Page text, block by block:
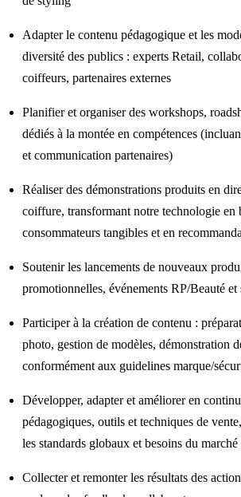
Adapter le contenu pédagogique et les
diversité des publics : experts Retail,
coiffeurs, partenaires externes
Planifier et organiser des workshops,
dédiés à la montée en compétences
et communication partenaires)
Réaliser des démonstrations produits en
coiffure, transformant notre technologie en
consommateurs tangibles et en
Soutenir les lancements de nouveaux
promotionnelles, événements RP/Beauté et
Participer à la création de contenu :
photo, gestion de modèles, démonstration
conformément aux guidelines marque/
Développer, adapter et améliorer en
pédagogiques, outils et techniques de
les standards globaux et besoins du marché
Collecter et remonter les résultats des